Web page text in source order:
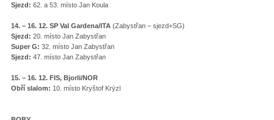
Sjezd: 62. a 53. místo Jan Koula
14. – 16. 12. SP Val Gardena/ITA (Zabystřan – sjezd+SG)
Sjezd: 20. místo Jan Zabystřan
Super G: 32. místo Jan Zabystřan
Sjezd: 47. místo Jan Zabystřan
15. – 16. 12. FIS, Bjorli/NOR
Obří slalom: 10. místo Kryštof Krýzl